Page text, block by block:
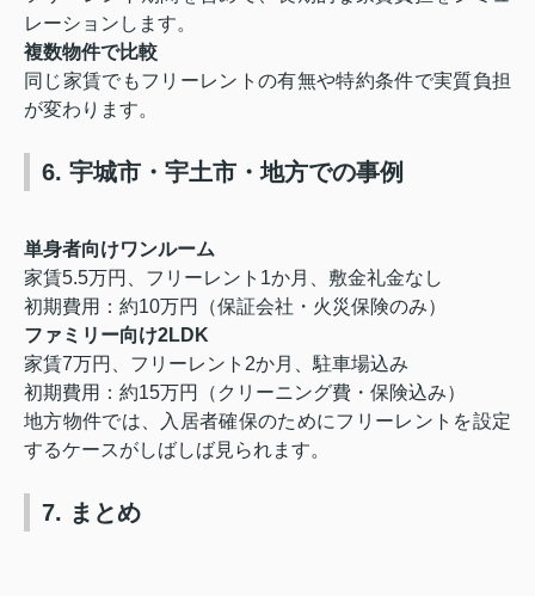
レーションします。
複数物件で比較
同じ家賃でもフリーレントの有無や特約条件で実質負担
が変わります。
6. 宇城市・宇土市・地方での事例
単身者向けワンルーム
家賃5.5万円、フリーレント1か月、敷金礼金なし
初期費用：約10万円（保証会社・火災保険のみ）
ファミリー向け2LDK
家賃7万円、フリーレント2か月、駐車場込み
初期費用：約15万円（クリーニング費・保険込み）
地方物件では、入居者確保のためにフリーレントを設定
するケースがしばしば見られます。
7. まとめ